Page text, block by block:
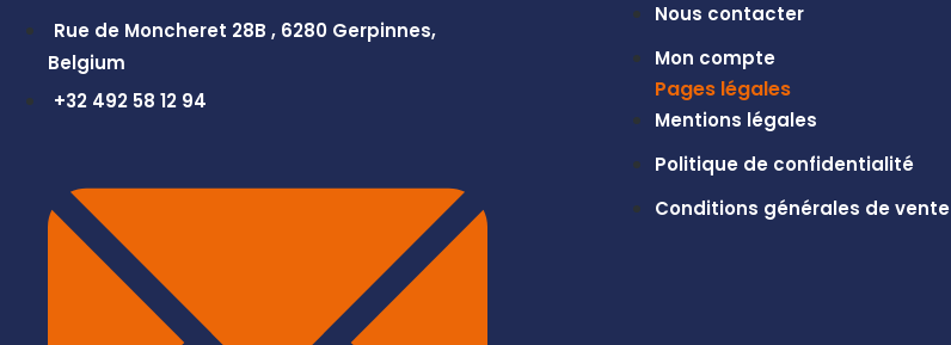
Rue de Moncheret 28B , 6280 Gerpinnes,
Belgium
+32 492 58 12 94
Nous contacter
Mon compte
Pages légales
Mentions légales
Politique de confidentialité
Conditions générales de vente